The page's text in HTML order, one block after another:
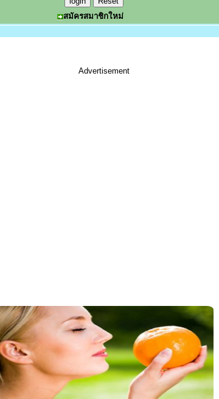
สมัครสมาชิกใหม่
Advertisement